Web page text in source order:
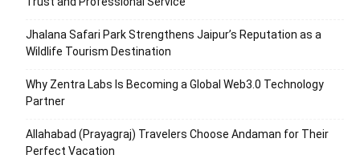
Jhalana Safari Park Strengthens Jaipur’s Reputation as a
Wildlife Tourism Destination
Why Zentra Labs Is Becoming a Global Web3.0 Technology
Partner
Allahabad (Prayagraj) Travelers Choose Andaman for Their
Perfect Vacation